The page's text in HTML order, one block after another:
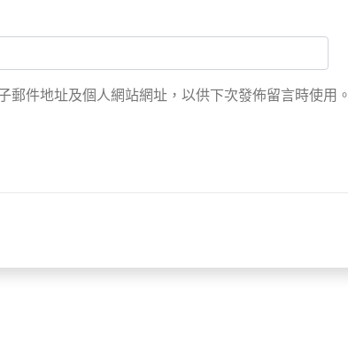
郵件地址及個人網站網址，以供下次發佈留言時使用。